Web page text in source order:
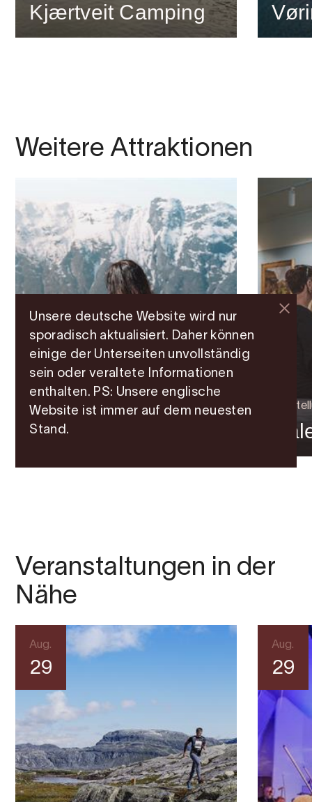
Kjærtveit Camping
Weitere Attraktionen
Architektur
Kjeåsen
Aussichtspunkt in
Eidfjord
Veranstaltungen in der
Nähe
Aug.
29
Aug.
29
Unsere deutsche Website wird nur
sporadisch aktualisiert. Daher können
einige der Unterseiten unvollständig
sein oder veraltete Informationen
enthalten. PS: Unsere englische
Website ist immer auf dem neuesten
Stand.